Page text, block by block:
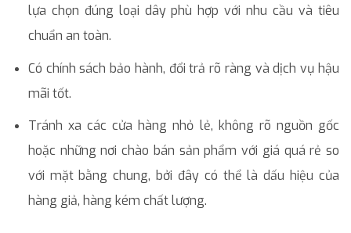
lựa chọn đúng loại dây phù hợp với nhu cầu và tiêu
chuẩn an toàn.
Có chính sách bảo hành, đổi trả rõ ràng và dịch vụ hậu
mãi tốt.
Tránh xa các cửa hàng nhỏ lẻ, không rõ nguồn gốc
hoặc những nơi chào bán sản phẩm với giá quá rẻ so
với mặt bằng chung, bởi đây có thể là dấu hiệu của
hàng giả, hàng kém chất lượng.